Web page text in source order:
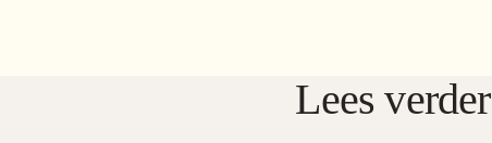
Lees verder